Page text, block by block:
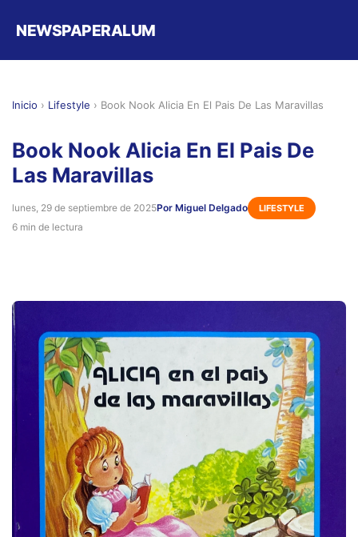
NEWSPAPERALUM
Inicio › Lifestyle › Book Nook Alicia En El Pais De Las Maravillas
Book Nook Alicia En El Pais De
Las Maravillas
lunes, 29 de septiembre de 2025Por Miguel Delgado LIFESTYLE
6 min de lectura